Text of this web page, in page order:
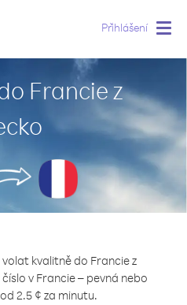
Přihlášení
Francie z
kvalitně do Francie z
v Francie – pevná nebo
2.5 ¢ za minutu.